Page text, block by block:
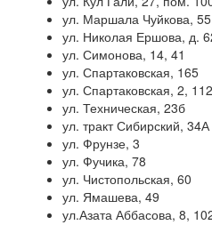
ул. Маршала Чуйкова, 55
ул. Николая Ершова, д.
ул. Симонова, 14, 41
ул. Спартаковская, 165
ул. Спартаковская, 2, 112
ул. Техническая, 23б
ул. тракт Сибирский, 34А
ул. Фрунзе, 3
ул. Фучика, 78
ул. Чистопольская, 60
ул. Ямашева, 49
ул.Азата Аббасова, 8,